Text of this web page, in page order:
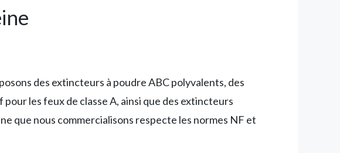
des extincteurs à poudre ABC polyvalents, des
les feux de classe A, ainsi que des extincteurs
que nous commercialisons respecte les normes NF et